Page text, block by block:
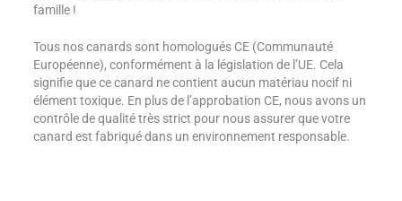
famille !
Tous nos canards sont homologués CE (Communauté
Européenne), conformément à la législation de l’UE. Cela
signifie que ce canard ne contient aucun matériau nocif ni
élément toxique. En plus de l’approbation CE, nous avons un
contrôle de qualité très strict pour nous assurer que votre
canard est fabriqué dans un environnement responsable.